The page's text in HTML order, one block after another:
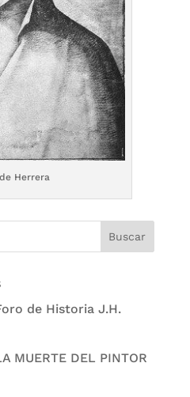
Herrera
de Historia J.H.
MUERTE DEL PINTOR